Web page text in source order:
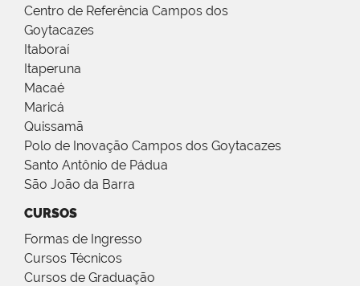
Centro de Referência Campos dos
Goytacazes
Itaboraí
Itaperuna
Macaé
Maricá
Quissamã
Polo de Inovação Campos dos Goytacazes
Santo Antônio de Pádua
São João da Barra
CURSOS
Formas de Ingresso
Cursos Técnicos
Cursos de Graduação